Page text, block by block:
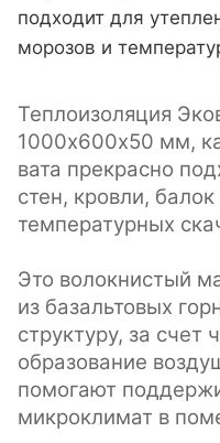
подходит для
морозов и
Теплоизоляция
1000х600х50 мм,
вата прекрасно
стен, кровли,
температурных
Это волокнистый
из базальтовых
структуру, за счет
образование
помогают
микроклимат в